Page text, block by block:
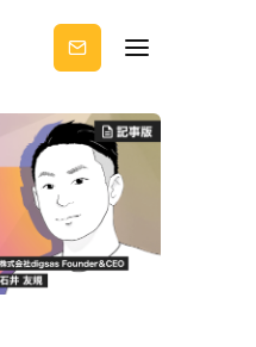
ノウ
ハウ
を受
りま
せん
か？